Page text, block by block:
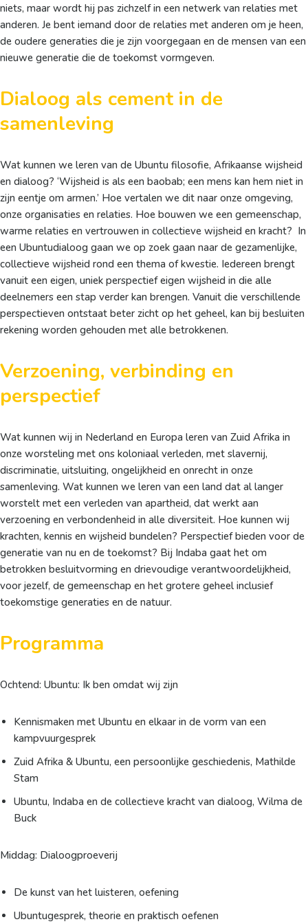
niets, maar wordt hij pas zichzelf in een netwerk van relaties met
anderen. Je bent iemand door de relaties met anderen om je heen,
de oudere generaties die je zijn voorgegaan en de mensen van een
nieuwe generatie die de toekomst vormgeven.
Dialoog als cement in de
samenleving
Wat kunnen we leren van de Ubuntu filosofie, Afrikaanse wijsheid
en dialoog? ‘Wijsheid is als een baobab; een mens kan hem niet in
zijn eentje om armen.’ Hoe vertalen we dit naar onze omgeving,
onze organisaties en relaties. Hoe bouwen we een gemeenschap,
warme relaties en vertrouwen in collectieve wijsheid en kracht? In
een Ubuntudialoog gaan we op zoek gaan naar de gezamenlijke,
collectieve wijsheid rond een thema of kwestie. Iedereen brengt
vanuit een eigen, uniek perspectief eigen wijsheid in die alle
deelnemers een stap verder kan brengen. Vanuit die verschillende
perspectieven ontstaat beter zicht op het geheel, kan bij besluiten
rekening worden gehouden met alle betrokkenen.
Verzoening, verbinding en
perspectief
Wat kunnen wij in Nederland en Europa leren van Zuid Afrika in
onze worsteling met ons koloniaal verleden, met slavernij,
discriminatie, uitsluiting, ongelijkheid en onrecht in onze
samenleving. Wat kunnen we leren van een land dat al langer
worstelt met een verleden van apartheid, dat werkt aan
verzoening en verbondenheid in alle diversiteit. Hoe kunnen wij
krachten, kennis en wijsheid bundelen? Perspectief bieden voor de
generatie van nu en de toekomst? Bij Indaba gaat het om
betrokken besluitvorming en drievoudige verantwoordelijkheid,
voor jezelf, de gemeenschap en het grotere geheel inclusief
toekomstige generaties en de natuur.
Programma
Ochtend: Ubuntu: Ik ben omdat wij zijn
Kennismaken met Ubuntu en elkaar in de vorm van een
kampvuurgesprek
Zuid Afrika & Ubuntu, een persoonlijke geschiedenis, Mathilde
Stam
Ubuntu, Indaba en de collectieve kracht van dialoog, Wilma de
Buck
Middag: Dialoogproeverij
De kunst van het luisteren, oefening
Ubuntugesprek, theorie en praktisch oefenen